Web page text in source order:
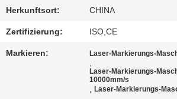
SIE
EIN
ZITAT
Herkunftsort: CHINA
Zertifizierung: ISO,CE
Markieren: Laser-Markierungs-
,
Laser-Markierungs-
10000mm/s
,Laser-Markierungs-